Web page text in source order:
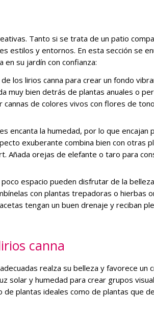
Tanto si se trata de un patio
estilos y entornos. En esta sección se
en su jardín con confianza:
los lirios canna para crear un fondo
muy bien detrás de plantas anuales o
de colores vivos con flores de
encanta la humedad, por lo que encajan
exuberante combina bien con otras
Añada orejas de elefante o taro para
espacio pueden disfrutar de la
con plantas trepadoras o hierbas
tengan un buen drenaje y reciban
canna
realza su belleza y favorece un
solar y humedad para crear grupos
plantas ideales como de plantas que